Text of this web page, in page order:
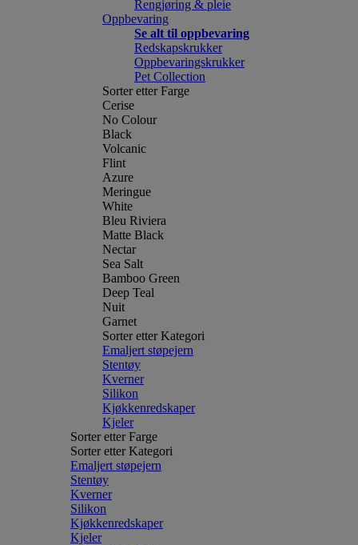
Rengjøring & pleie
Oppbevaring
Se alt til oppbevaring
Redskapskrukker
Oppbevaringskrukker
Pet Collection
Sorter etter Farge
Cerise
No Colour
Black
Volcanic
Flint
Azure
Meringue
White
Bleu Riviera
Matte Black
Nectar
Sea Salt
Bamboo Green
Deep Teal
Nuit
Garnet
Sorter etter Kategori
Emaljert støpejern
Stentøy
Kverner
Silikon
Kjøkkenredskaper
Kjeler
Sorter etter Farge
Sorter etter Kategori
Emaljert støpejern
Stentøy
Kverner
Silikon
Kjøkkenredskaper
Kjeler